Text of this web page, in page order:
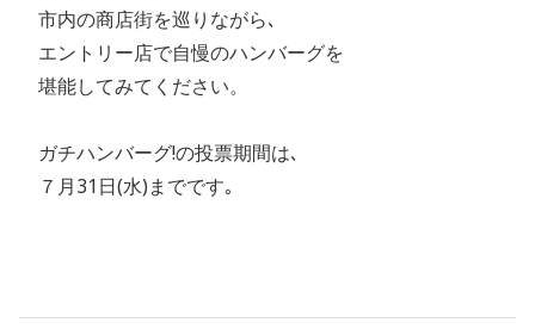
市内の商店街を巡りながら､
エントリー店で自慢のハンバーグを
堪能してみてください。
ガチハンバーグ!の投票期間は､
７月31日(水)までです｡